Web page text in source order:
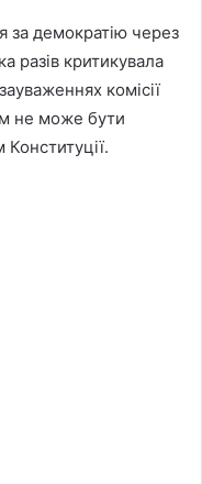
за демократію через
разів критикувала
комісії
не може бути